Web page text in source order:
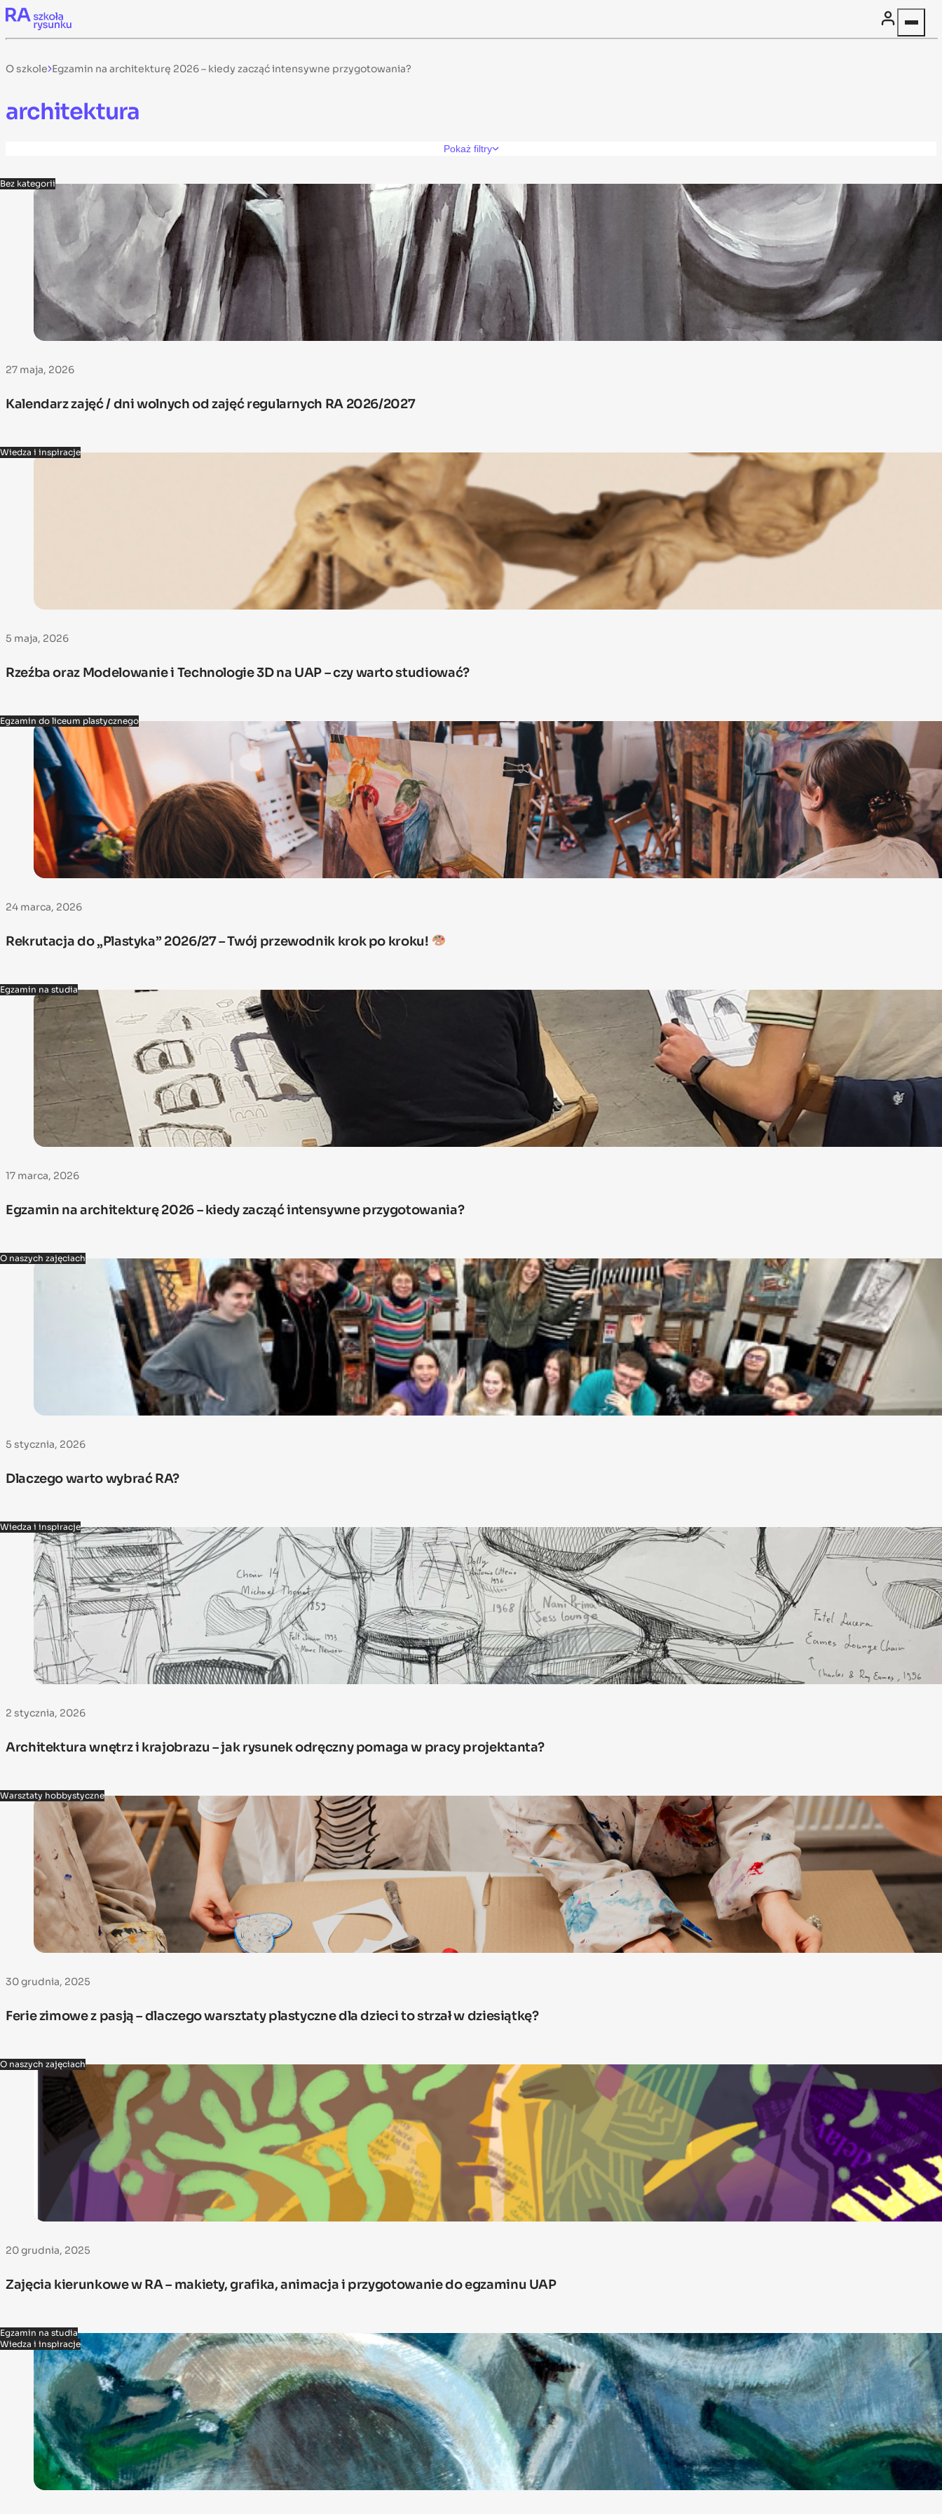
Skip to content
O szkole Egzamin na architekturę 2026 – kiedy zacząć intensywne przygotowania?
architektura
Pokaż filtry
Bez kategorii
27 maja, 2026
Kalendarz zajęć / dni wolnych od zajęć regularnych RA 2026/2027
Wiedza i inspiracje
5 maja, 2026
Rzeźba oraz Modelowanie i Technologie 3D na UAP – czy warto studiować?
Egzamin do liceum plastycznego
24 marca, 2026
Rekrutacja do „Plastyka” 2026/27 – Twój przewodnik krok po kroku!
Egzamin na studia
17 marca, 2026
Egzamin na architekturę 2026 – kiedy zacząć intensywne przygotowania?
O naszych zajęciach
5 stycznia, 2026
Dlaczego warto wybrać RA?
Wiedza i inspiracje
2 stycznia, 2026
Architektura wnętrz i krajobrazu – jak rysunek odręczny pomaga w pracy projektanta?
Warsztaty hobbystyczne
30 grudnia, 2025
Ferie zimowe z pasją – dlaczego warsztaty plastyczne dla dzieci to strzał w dziesiątkę?
O naszych zajęciach
20 grudnia, 2025
Zajęcia kierunkowe w RA – makiety, grafika, animacja i przygotowanie do egzaminu UAP
Egzamin na studia
Wiedza i inspiracje